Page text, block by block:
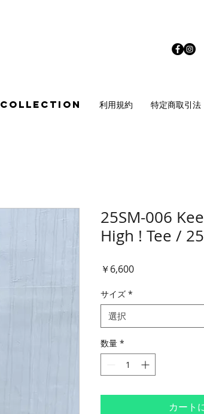
COLLECTION 利用規約 特定商取引法
25SM-006
High ! Tee /
￥6,600価
サイズ *
選択
数量 *
カート